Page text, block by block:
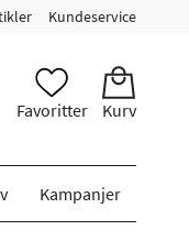
Kundeservice
Favoritter Kurv
Kampanjer